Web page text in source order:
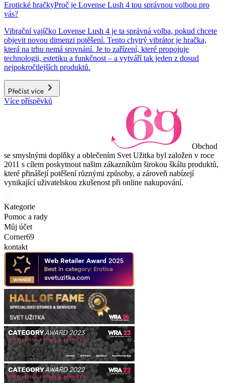
Erotické hračkyProč je Lovense Lush 4 tou správnou volbou pro
vás?
Vibrační vajíčko Lovense Lush 4 je ta správná volba, pokud chcete
objevit novou dimenzi potěšení. Tento chytrý vibrátor je hračka,
která na trhu nemá srovnání. Je to zařízení, které propojuje
technologii, estetiku a funkčnost – a vytváří tak jeden z dosud
nejpokročilejších produktů.
Přečíst více
Více příspěvků
Obchod
se smyslnými doplňky a oblečením Svet Užitka byl založen v roce
2011 s cílem poskytnout našim zákazníkům širokou škálu produktů,
které přinášejí potěšení různými způsoby, a zároveň nabízejí
vynikající uživatelskou zkušenost při online nakupování.
Kategorie
Pomoc a rady
Můj účet
Corner69
kontakt